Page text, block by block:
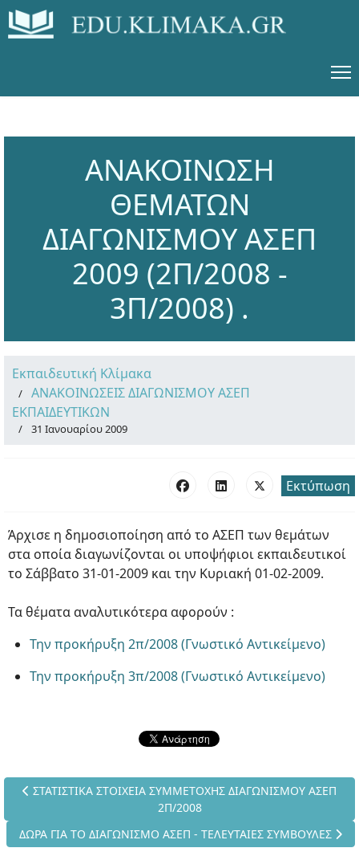
ΑΝΑΚΟΙΝΩΣΗ
ΘΕΜΑΤΩΝ
ΔΙΑΓΩΝΙΣΜΟΥ ΑΣΕΠ
2009 (2Π/2008 -
3Π/2008) .
Εκπαιδευτική Κλίμακα
ΑΝΑΚΟΙΝΩΣΕΙΣ ΔΙΑΓΩΝΙΣΜΟΥ ΑΣΕΠ
ΕΚΠΑΙΔΕΥΤΙΚΩΝ
31 Ιανουαρίου 2009
Εκτύπωση
Άρχισε η δημοσιοποίηση από το ΑΣΕΠ των θεμάτων
στα οποία διαγωνίζονται οι υποψήφιοι εκπαιδευτικοί
το Σάββατο 31-01-2009 και την Κυριακή 01-02-2009.
Τα θέματα αναλυτικότερα αφορούν :
Την προκήρυξη 2π/2008 (Γνωστικό Αντικείμενο)
Την προκήρυξη 3π/2008 (Γνωστικό Αντικείμενο)
Προηγούμενο άρθρο: ΣΤΑΤΙΣΤΙΚΑ ΣΤΟΙΧΕΙΑ ΣΥΜΜΕΤΟΧΗΣ
ΣΤΑΤΙΣΤΙΚΑ ΣΤΟΙΧΕΙΑ ΣΥΜΜΕΤΟΧΗΣ ΔΙΑΓΩΝΙΣΜΟΥ ΑΣΕΠ
2Π/2008
Επόμενο άρθρο: ΔΩΡΑ ΓΙΑ ΤΟ ΔΙΑΓΩΝΙΣΜΟ ΑΣΕΠ -
ΔΩΡΑ ΓΙΑ ΤΟ ΔΙΑΓΩΝΙΣΜΟ ΑΣΕΠ - ΤΕΛΕΥΤΑΙΕΣ ΣΥΜΒΟΥΛΕΣ